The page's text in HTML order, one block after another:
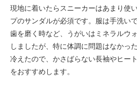
現地に着いたらスニーカーはあまり使
プのサンダルが必須です。服は手洗い
歯を磨く時など、うがいはミネラルウ
しましたが、特に体調に問題はなかっ
冷えたので、かさばらない長袖やヒー
をおすすめします。